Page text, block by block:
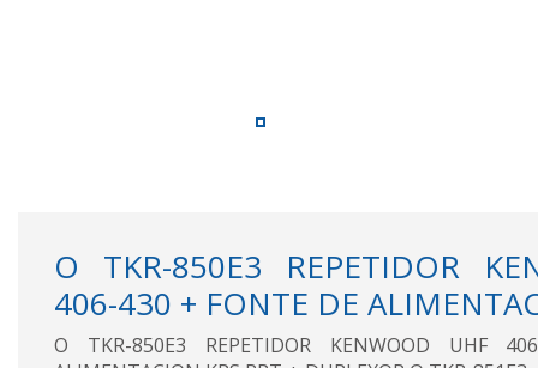
O TKR-850E3 REPETIDOR
406-430 + FONTE DE
O TKR-850E3 REPETIDOR KENWOOD UHF